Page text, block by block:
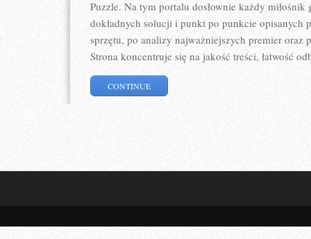
Puzzle. Na tym portalu dosłownie każdy
dokładnych solucji i punkt po punkcie opisanych
sprzętu, po analizy najważniejszych premier oraz
Strona koncentruje się na jakość treści, łatwość
CONTINUE